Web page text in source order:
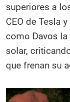
superiores a
CEO de Tesla
como Davos
solar,
que frenan su